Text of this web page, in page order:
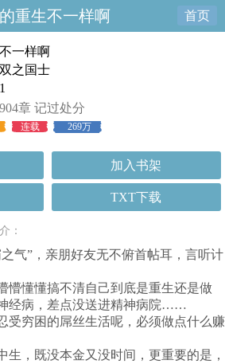
重生不一样啊 首页
一样啊
之国士
章 记过处分
连载 269万
加入书架
TXT下载
：
气”，亲朋好友无不俯首帖耳，言听计
懵懂懂搞不清自己到底是重生还是做
经病，差点没送进精神病院……
受穷困的屌丝生活呢，必须做点什么赚
生，既没本金又没时间，更重要的是，